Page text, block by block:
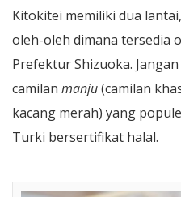
Kitokitei memiliki dua
oleh-oleh dimana tersedia
Prefektur Shizuoka.
camilan manju(camilan
kacang merah) yang
Turki bersertifikat halal.